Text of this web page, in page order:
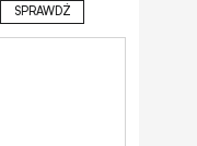
SPRAWDŹ